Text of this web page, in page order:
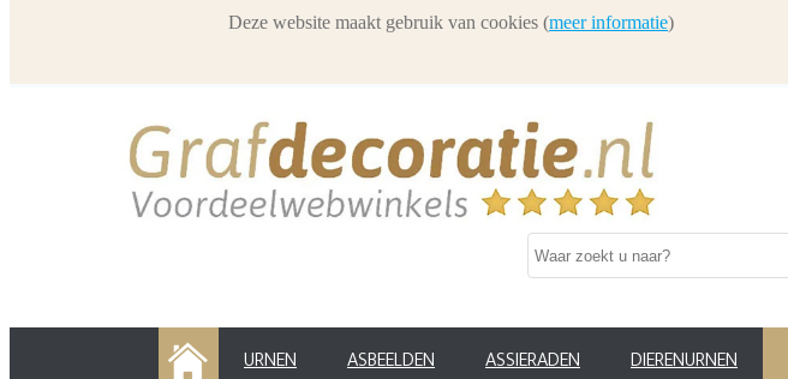
HOME URNEN ASBEELDEN ASSIERADEN DIERENURNEN
Deze website maakt gebruik van cookies (meer informatie)